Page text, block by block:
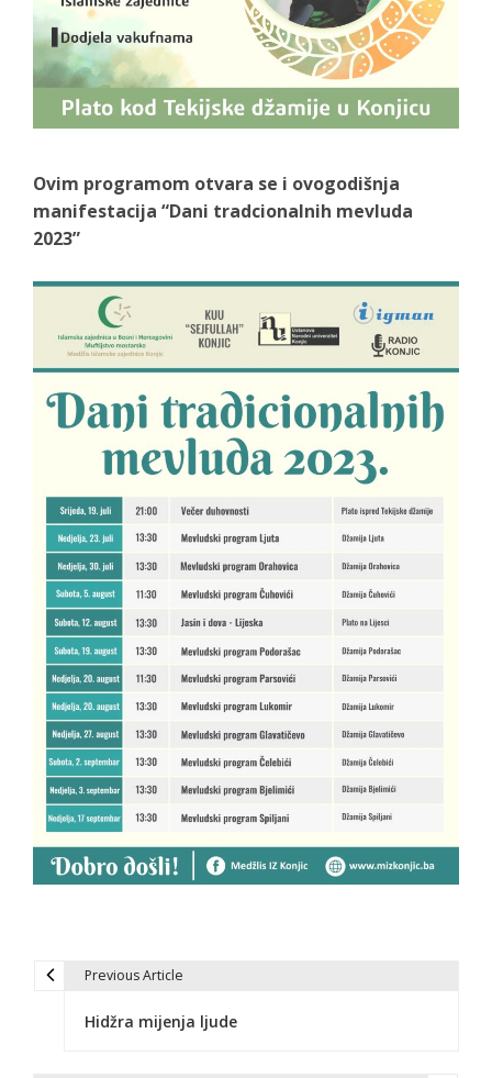
Ovim programom otvara se i ovogodišnja
manifestacija “Dani tradcionalnih mevluda
2023”
Previous Article
Hidžra mijenja ljude